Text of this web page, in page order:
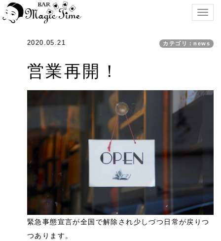
2020.05.21 カテゴリ：news
営業再開！
緊急事態宣言が全国で解除され少しづつ日常が戻りつ
つあります。